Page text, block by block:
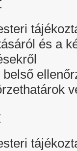
és a
belső